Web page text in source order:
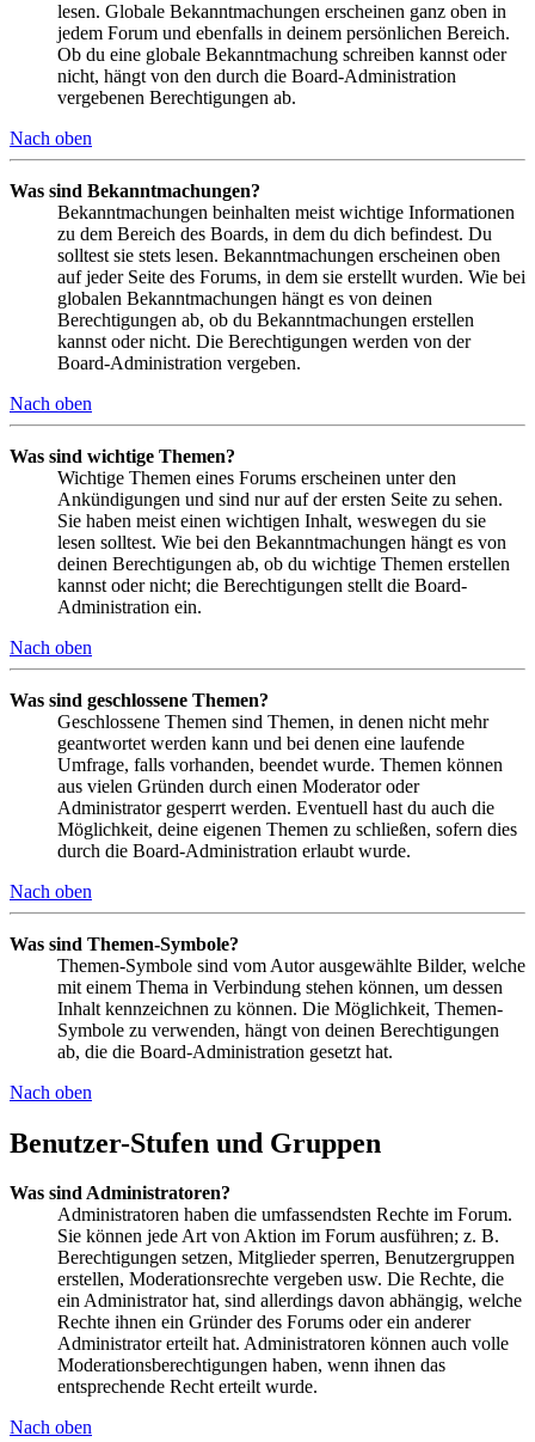
lesen. Globale Bekanntmachungen erscheinen ganz oben in
jedem Forum und ebenfalls in deinem persönlichen Bereich.
Ob du eine globale Bekanntmachung schreiben kannst oder
nicht, hängt von den durch die Board-Administration
vergebenen Berechtigungen ab.
Nach oben
Was sind Bekanntmachungen?
Bekanntmachungen beinhalten meist wichtige Informationen
zu dem Bereich des Boards, in dem du dich befindest. Du
solltest sie stets lesen. Bekanntmachungen erscheinen oben
auf jeder Seite des Forums, in dem sie erstellt wurden. Wie bei
globalen Bekanntmachungen hängt es von deinen
Berechtigungen ab, ob du Bekanntmachungen erstellen
kannst oder nicht. Die Berechtigungen werden von der
Board-Administration vergeben.
Nach oben
Was sind wichtige Themen?
Wichtige Themen eines Forums erscheinen unter den
Ankündigungen und sind nur auf der ersten Seite zu sehen.
Sie haben meist einen wichtigen Inhalt, weswegen du sie
lesen solltest. Wie bei den Bekanntmachungen hängt es von
deinen Berechtigungen ab, ob du wichtige Themen erstellen
kannst oder nicht; die Berechtigungen stellt die Board-
Administration ein.
Nach oben
Was sind geschlossene Themen?
Geschlossene Themen sind Themen, in denen nicht mehr
geantwortet werden kann und bei denen eine laufende
Umfrage, falls vorhanden, beendet wurde. Themen können
aus vielen Gründen durch einen Moderator oder
Administrator gesperrt werden. Eventuell hast du auch die
Möglichkeit, deine eigenen Themen zu schließen, sofern dies
durch die Board-Administration erlaubt wurde.
Nach oben
Was sind Themen-Symbole?
Themen-Symbole sind vom Autor ausgewählte Bilder, welche
mit einem Thema in Verbindung stehen können, um dessen
Inhalt kennzeichnen zu können. Die Möglichkeit, Themen-
Symbole zu verwenden, hängt von deinen Berechtigungen
ab, die die Board-Administration gesetzt hat.
Nach oben
Benutzer-Stufen und Gruppen
Was sind Administratoren?
Administratoren haben die umfassendsten Rechte im Forum.
Sie können jede Art von Aktion im Forum ausführen; z. B.
Berechtigungen setzen, Mitglieder sperren, Benutzergruppen
erstellen, Moderationsrechte vergeben usw. Die Rechte, die
ein Administrator hat, sind allerdings davon abhängig, welche
Rechte ihnen ein Gründer des Forums oder ein anderer
Administrator erteilt hat. Administratoren können auch volle
Moderationsberechtigungen haben, wenn ihnen das
entsprechende Recht erteilt wurde.
Nach oben